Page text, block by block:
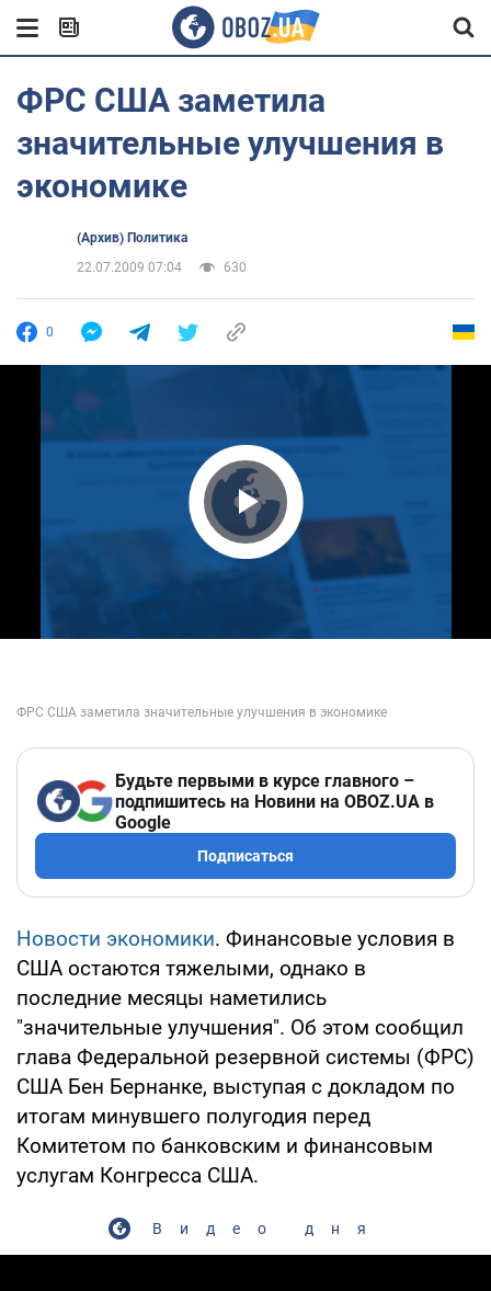
ФРС США заметила
значительные улучшения в
экономике
(Архив) Политика
22.07.2009 07:04
630
0
Play Video
Будьте первыми в курсе главного –
подпишитесь на Новини на OBOZ.UA в
Google
Подписаться
Новости экономики. Финансовые условия в
США остаются тяжелыми, однако в
последние месяцы наметились
"значительные улучшения". Об этом сообщил
глава Федеральной резервной системы (ФРС)
США Бен Бернанке, выступая с докладом по
итогам минувшего полугодия перед
Комитетом по банковским и финансовым
услугам Конгресса США.
Видео дня